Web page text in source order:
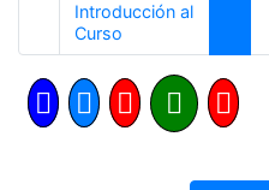
Introducción al
Curso